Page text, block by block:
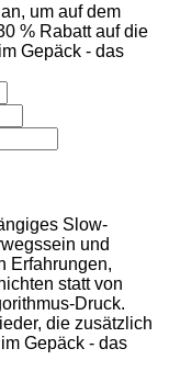
um auf dem
% Rabatt auf die
Gepäck - das